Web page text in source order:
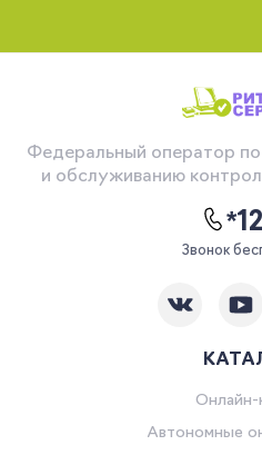
Федеральный оператор
и обслуживанию
Звонок
Онлайн-
Автономные